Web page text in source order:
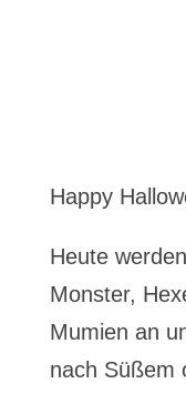
Happy
Heute
Monster,
Mumien an
nach Süßem